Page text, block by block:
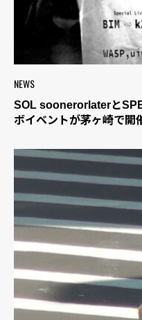
NEWS
SOL soonerorlaterと
ボイベントが茅ヶ崎で開